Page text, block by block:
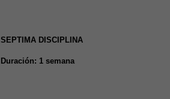
SEPTIMA DISCIPLINA
Duración: 1 semana